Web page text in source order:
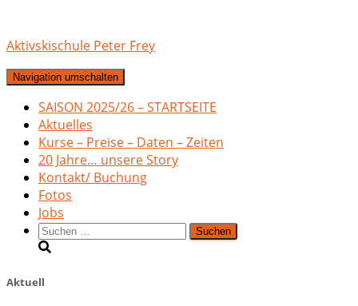
Aktivskischule Peter Frey
Navigation umschalten
SAISON 2025/26 – STARTSEITE
Aktuelles
Kurse – Preise – Daten – Zeiten
20 Jahre… unsere Story
Kontakt/ Buchung
Fotos
Jobs
Suchen
nach:
Aktuell